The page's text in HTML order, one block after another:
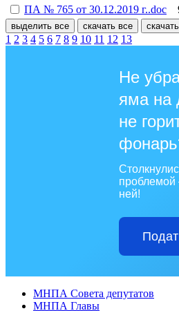
ПА № 765 от 30.12.2019 г..doc
выделить все скачать все
1 2 3 4 5 6 7 8 9 10 11 12 13
Не
яма на
не
ней!
МНПА Совета депутатов
МНПА Главы